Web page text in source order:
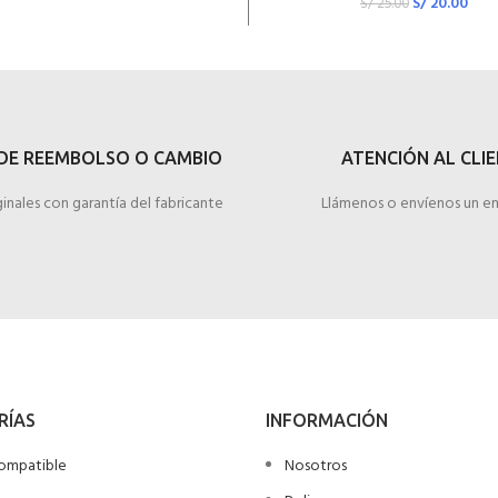
REEMBOLSO O CAMBIO
con garantía del fabricante
ATENCIÓN AL
Llámenos o envíenos un
INFORMACIÓN
Nosotros